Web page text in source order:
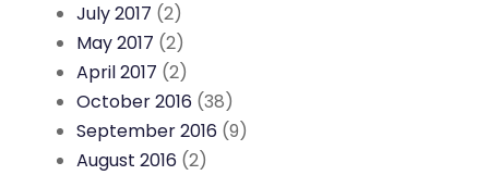
July 2017 (2)
May 2017 (2)
April 2017 (2)
October 2016 (38)
September 2016 (9)
August 2016 (2)